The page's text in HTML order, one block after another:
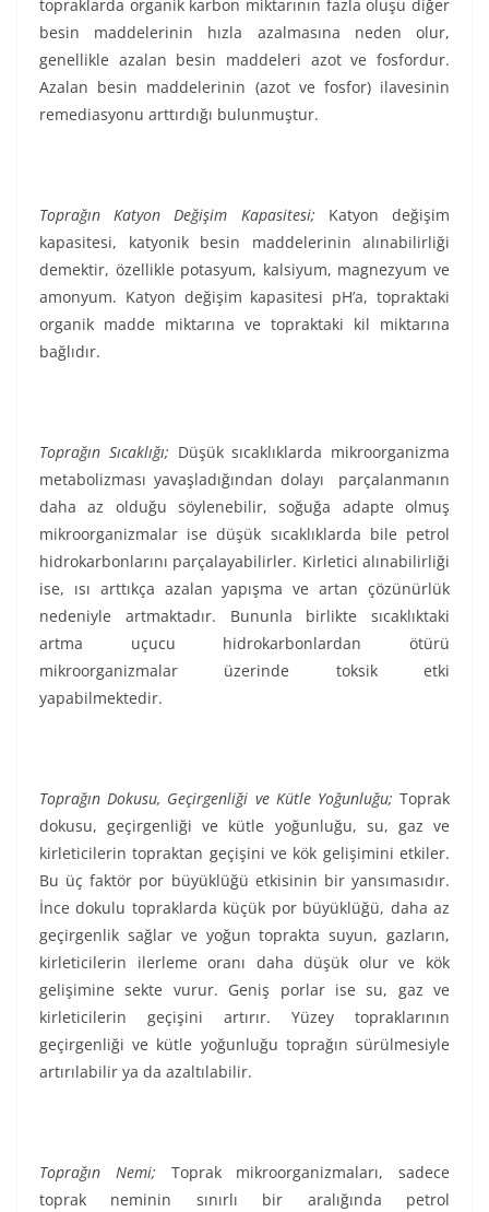
topraklarda organik karbon miktarının fazla oluşu diğer
besin maddelerinin hızla azalmasına neden olur,
genellikle azalan besin maddeleri azot ve fosfordur.
Azalan besin maddelerinin (azot ve fosfor) ilavesinin
remediasyonu arttırdığı bulunmuştur.
Toprağın Katyon Değişim Kapasitesi; Katyon değişim
kapasitesi, katyonik besin maddelerinin alınabilirliği
demektir, özellikle potasyum, kalsiyum, magnezyum ve
amonyum. Katyon değişim kapasitesi pH’a, topraktaki
organik madde miktarına ve topraktaki kil miktarına
bağlıdır.
Toprağın Sıcaklığı; Düşük sıcaklıklarda mikroorganizma
metabolizması yavaşladığından dolayı parçalanmanın
daha az olduğu söylenebilir, soğuğa adapte olmuş
mikroorganizmalar ise düşük sıcaklıklarda bile petrol
hidrokarbonlarını parçalayabilirler. Kirletici alınabilirliği
ise, ısı arttıkça azalan yapışma ve artan çözünürlük
nedeniyle artmaktadır. Bununla birlikte sıcaklıktaki
artma uçucu hidrokarbonlardan ötürü
mikroorganizmalar üzerinde toksik etki
yapabilmektedir.
Toprağın Dokusu, Geçirgenliği ve Kütle Yoğunluğu; Toprak
dokusu, geçirgenliği ve kütle yoğunluğu, su, gaz ve
kirleticilerin topraktan geçişini ve kök gelişimini etkiler.
Bu üç faktör por büyüklüğü etkisinin bir yansımasıdır.
İnce dokulu topraklarda küçük por büyüklüğü, daha az
geçirgenlik sağlar ve yoğun toprakta suyun, gazların,
kirleticilerin ilerleme oranı daha düşük olur ve kök
gelişimine sekte vurur. Geniş porlar ise su, gaz ve
kirleticilerin geçişini artırır. Yüzey topraklarının
geçirgenliği ve kütle yoğunluğu toprağın sürülmesiyle
artırılabilir ya da azaltılabilir.
Toprağın Nemi; Toprak mikroorganizmaları, sadece
toprak neminin sınırlı bir aralığında petrol